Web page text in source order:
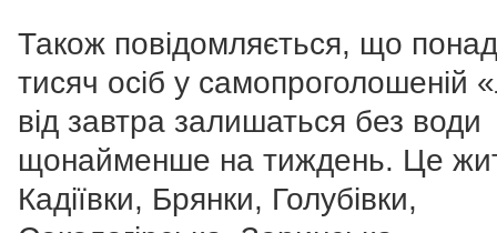
Також повідомляється, що
тисяч осіб у самопроголошеній
від завтра залишаться без води
щонайменше на тиждень. Це
Кадіївки, Брянки, Голубівки,